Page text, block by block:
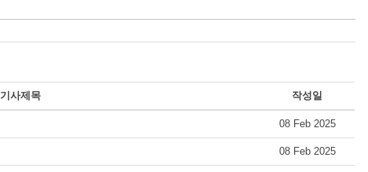
기사제목 작성일
08 Feb 2025
08 Feb 2025